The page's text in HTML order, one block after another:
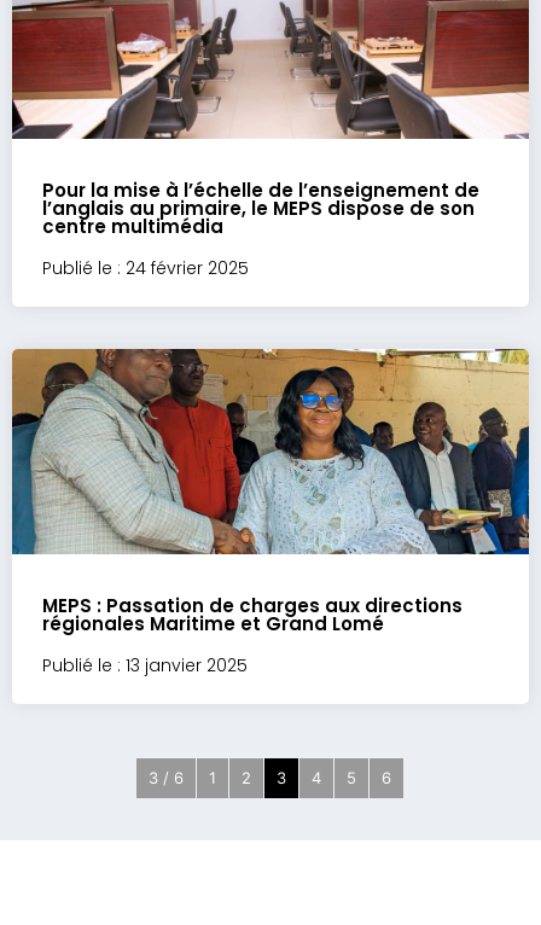
Pour la mise à l’échelle de l’enseignement de
l’anglais au primaire, le MEPS dispose de son
centre multimédia
Publié le : 24 février 2025
MEPS : Passation de charges aux directions
régionales Maritime et Grand Lomé
Publié le : 13 janvier 2025
3 / 6 1 2 3 4 5 6